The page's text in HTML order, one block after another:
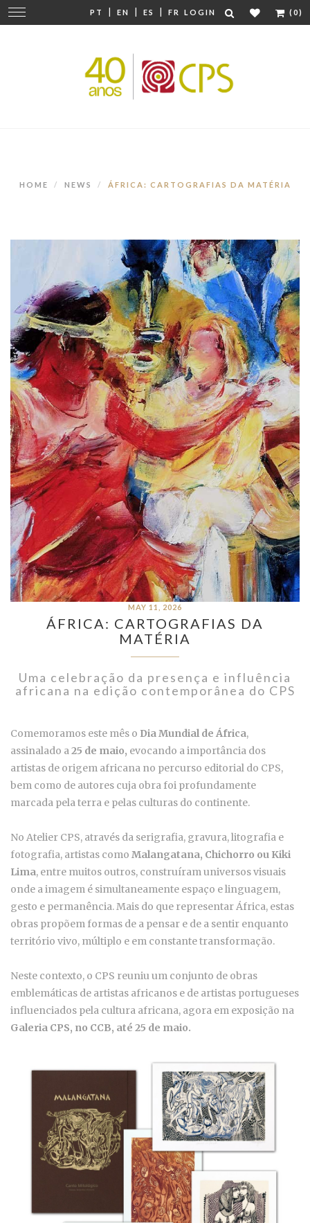
PT | EN | ES | FR LOGIN (0)
Change
navigation
HOME NEWS ÁFRICA: CARTOGRAFIAS DA MATÉRIA
MAY 11, 2026
ÁFRICA: CARTOGRAFIAS DA
MATÉRIA
Uma celebração da presença e influência
africana na edição contemporânea do CPS
Comemoramos este mês o Dia Mundial de África,
assinalado a25 de maio, evocando a importância dos
artistas de origem africana no percurso editorial do CPS,
bem como de autores cuja obra foi profundamente
marcada pela terra e pelas culturas do continente.
No Atelier CPS, através da serigrafia, gravura, litografia e
fotografia, artistas como Malangatana, Chichorro ou Kiki
Lima, entre muitos outros, construíram universos visuais
onde a imagem é simultaneamente espaço e linguagem,
gesto e permanência. Mais do que representar África, estas
obras propõem formas de a pensar e de a sentir enquanto
território vivo, múltiplo e em constante transformação.
Neste contexto, o CPS reuniu um conjunto de obras
emblemáticas de artistas africanos e de artistas portugueses
influenciados pela cultura africana, agora em exposição na
Galeria CPS, no CCB, até 25 de maio.